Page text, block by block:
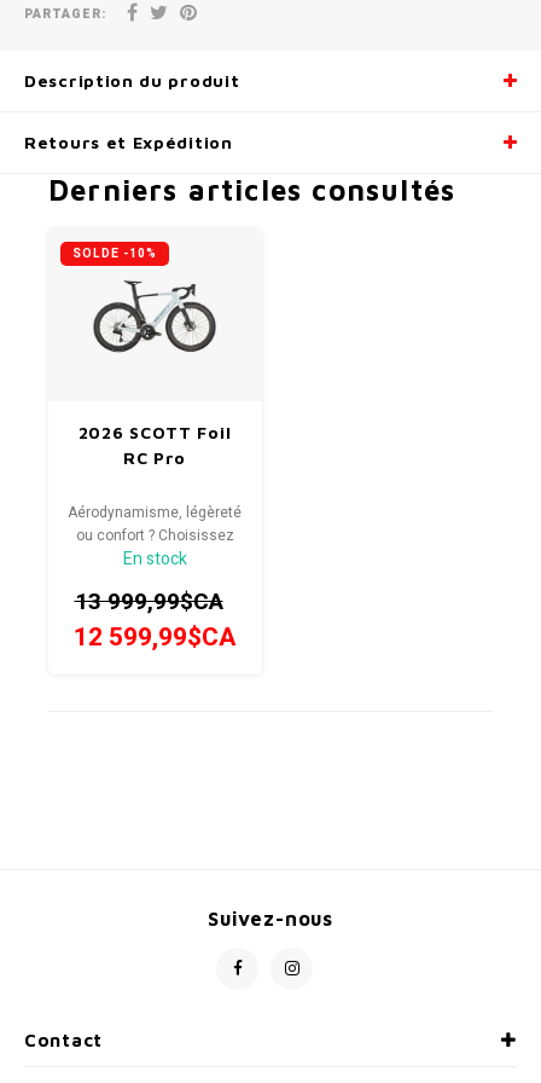
PARTAGER:
Description du produit
Retours et Expédition
Derniers articles consultés
SOLDE -10%
2026 SCOTT Foil
RC Pro
Aérodynamisme, légèreté
ou confort ? Choisissez
les trois ! Avec le Foil RC,
génération de vélos
aérodynamique
En stock
13 999,99$CA
12 599,99$CA
Contact
Suivez-nous